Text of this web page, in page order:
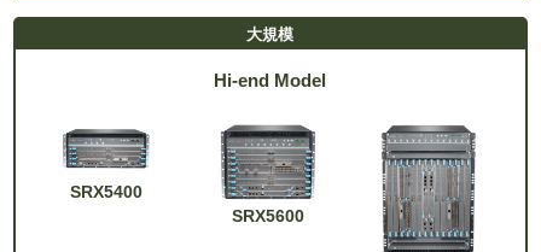
Hi-end Model
SRX5400
SRX5600